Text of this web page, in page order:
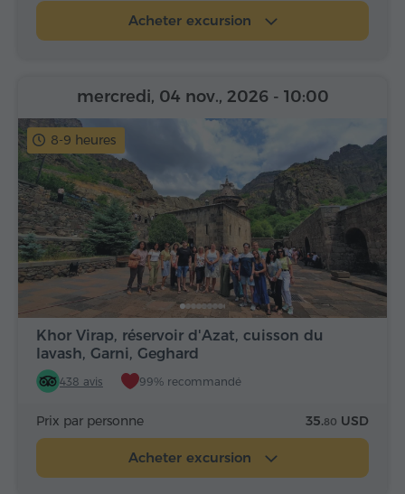
Acheter excursion
8-9 heures
Khor Virap, réservoir d'Azat, cuisson du
lavash, Garni, Geghard
438 avis 99% recommandé
mercredi, 04 nov., 2026 - 10:00
Prix par personne 35.80 USD
Acheter excursion